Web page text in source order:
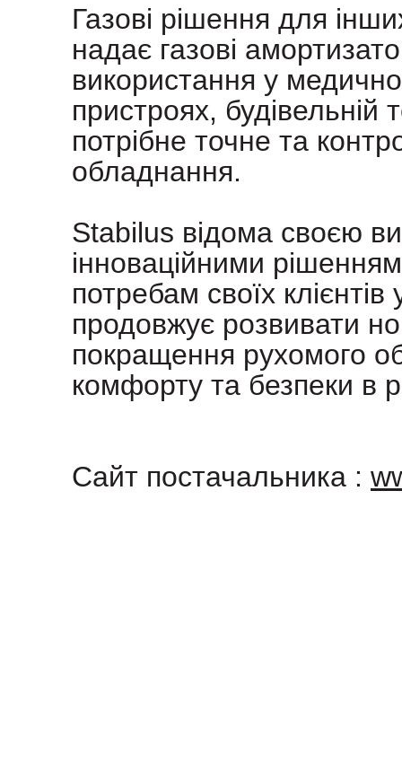
Газові рішення для
надає газові
використання у
пристроях, будівельній
потрібне точне та
обладнання.
Stabilus відома своєю
інноваційними
потребам своїх
продовжує розвивати
покращення рухомого
комфорту та безпеки в
Сайт постачальника :